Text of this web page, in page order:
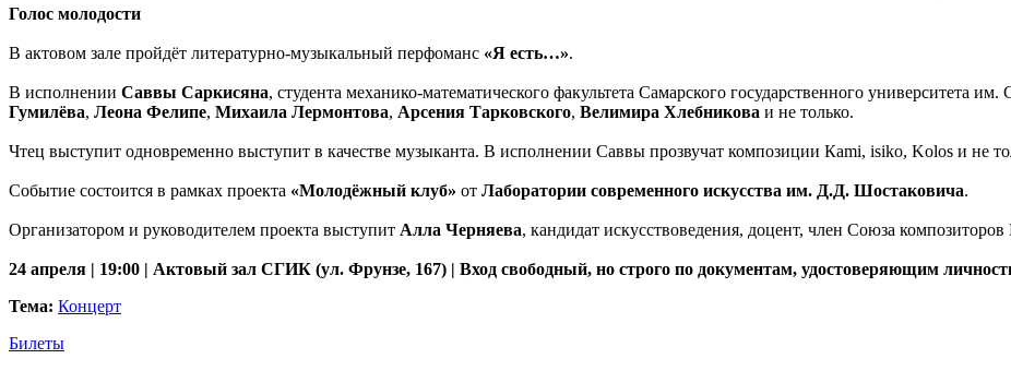
Голос молодости
В актовом зале пройдёт литературно-музыкальный перфоманс «Я есть…».
В исполнении Саввы Саркисяна, студента механико-математического факультета Самарского государственного университета
Гумилёва, Леона Фелипе, Михаила Лермонтова, Арсения Тарковского, Велимира Хлебникова и не только.
Чтец выступит одновременно выступит в качестве музыканта. В исполнении Саввы прозвучат композиции Кami, isiko, Kolos и не
Событие состоится в рамках проекта «Молодёжный клуб» от Лаборатории современного искусства им. Д.Д. Шостаковича.
Организатором и руководителем проекта выступит Алла Черняева, кандидат искусствоведения, доцент, член Союза
24 апреля | 19:00 | Актовый зал СГИК (ул. Фрунзе, 167) | Вход свободный, но строго по документам, удостоверяющим
Тема: Концерт
Билеты